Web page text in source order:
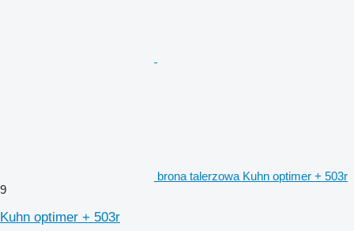
brona talerzowa Kuhn optimer + 503r
9
Kuhn optimer + 503r